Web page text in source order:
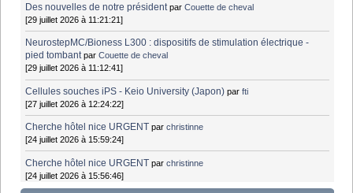
Des nouvelles de notre président parCouette de cheval
[29 juillet 2026 à 11:21:21]
NeurostepMC/Bioness L300 : dispositifs de stimulation électrique -
pied tombant parCouette de cheval
[29 juillet 2026 à 11:12:41]
Cellules souches iPS - Keio University (Japon) parfti
[27 juillet 2026 à 12:24:22]
Cherche hôtel nice URGENT parchristinne
[24 juillet 2026 à 15:59:24]
Cherche hôtel nice URGENT parchristinne
[24 juillet 2026 à 15:56:46]